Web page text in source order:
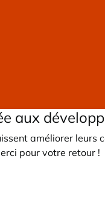
aux
améliorer
pour votre retour !